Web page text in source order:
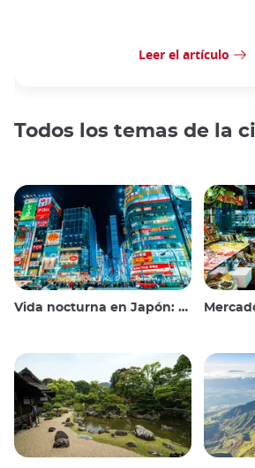
Leer el artículo
Todos los temas de la
Vida nocturna en Japón: salir, ver y beber